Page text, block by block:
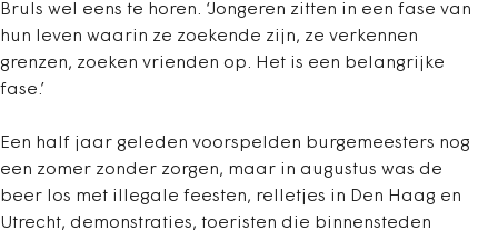
Bruls wel eens te horen. ‘Jongeren zitten in een fase van
hun leven waarin ze zoekende zijn, ze verkennen
grenzen, zoeken vrienden op. Het is een belangrijke
fase.’
Een half jaar geleden voorspelden burgemeesters nog
een zomer zonder zorgen, maar in augustus was de
beer los met illegale feesten, relletjes in Den Haag en
Utrecht, demonstraties, toeristen die binnensteden